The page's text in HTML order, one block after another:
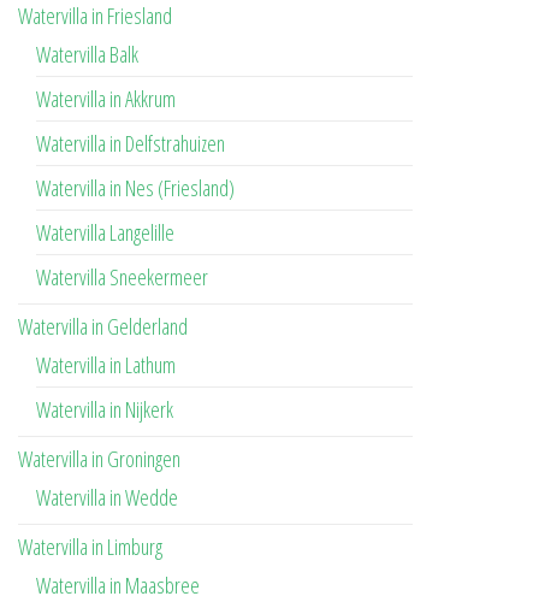
Watervilla in Friesland
Watervilla Balk
Watervilla in Akkrum
Watervilla in Delfstrahuizen
Watervilla in Nes (Friesland)
Watervilla Langelille
Watervilla Sneekermeer
Watervilla in Gelderland
Watervilla in Lathum
Watervilla in Nijkerk
Watervilla in Groningen
Watervilla in Wedde
Watervilla in Limburg
Watervilla in Maasbree